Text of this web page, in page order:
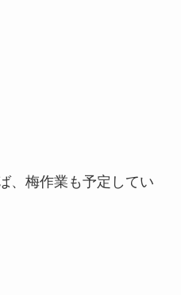
、梅作業も予定してい